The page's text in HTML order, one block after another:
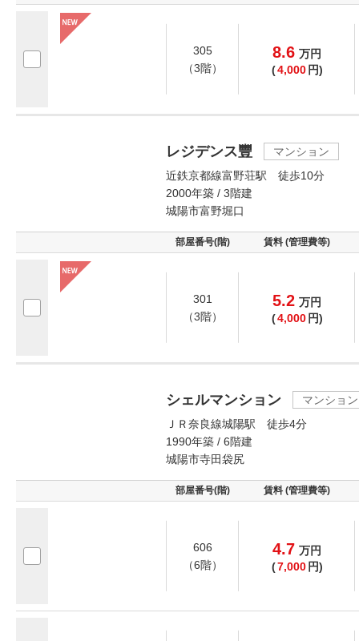
305
（3階）
8.6 万円
(4,000 円)
レジデンス豐
マンション
近鉄京都線富野荘駅 徒歩10分
2000年築 / 3階建
城陽市富野堀口
部屋番号(階) 賃料 (管理費等)
301
（3階）
5.2 万円
(4,000 円)
シェルマンション
マンション
ＪＲ奈良線城陽駅 徒歩4分
1990年築 / 6階建
城陽市寺田袋尻
部屋番号(階) 賃料 (管理費等)
606
（6階）
4.7 万円
(7,000 円)